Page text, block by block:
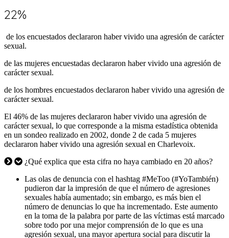
22%
de los encuestados declararon haber vivido una agresión de carácter
sexual.
de las mujeres encuestadas declararon haber vivido una agresión de
carácter sexual.
de los hombres encuestados declararon haber vivido una agresión de
carácter sexual.
El 46% de las mujeres declararon haber vivido una agresión de
carácter sexual, lo que corresponde a la misma estadística obtenida
en un sondeo realizado en 2002, donde 2 de cada 5 mujeres
declararon haber vivido una agresión sexual en Charlevoix.
¿Qué explica que esta cifra no haya cambiado en 20 años?
Las olas de denuncia con el hashtag #MeToo (#YoTambién)
pudieron dar la impresión de que el número de agresiones
sexuales había aumentado; sin embargo, es más bien el
número de denuncias lo que ha incrementado. Este aumento
en la toma de la palabra por parte de las víctimas está marcado
sobre todo por una mejor comprensión de lo que es una
agresión sexual, una mayor apertura social para discutir la